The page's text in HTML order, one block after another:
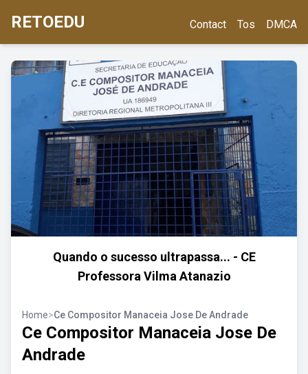
RETOEDU Contact Tos DMCA
Quando o sucesso ultrapassa... - CE
Professora Vilma Atanazio
Home>Ce Compositor Manaceia Jose De Andrade
Ce Compositor Manaceia Jose De
Andrade